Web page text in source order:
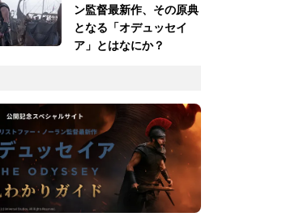
ン監督最新作、その原典
となる「オデュッセイ
ア」とはなにか？